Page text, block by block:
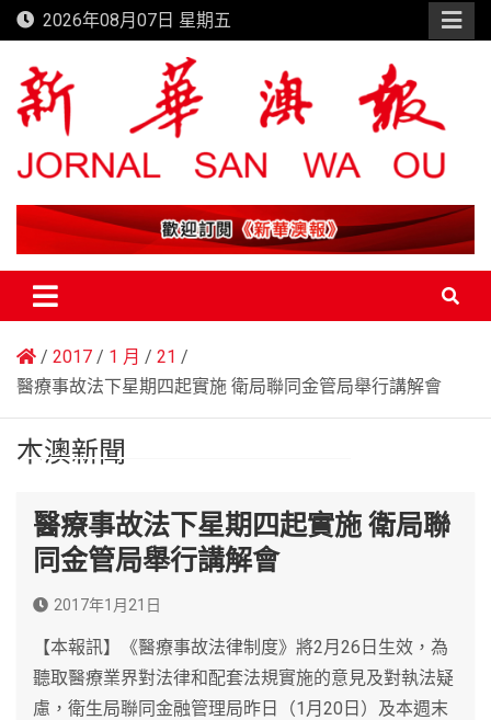
Skip
to
content
2026年08月07日 星期五
新華澳報
2017 1 月
21
醫療事故法下星期四起實施 衛局聯同金管局舉行講解會
本澳新聞
醫療事故法下星期四起實施 衛局聯
同金管局舉行講解會
2017年1月21日
【本報訊】《醫療事故法律制度》將2月26日生效，為
聽取醫療業界對法律和配套法規實施的意見及對執法疑
慮，衛生局聯同金融管理局昨日（1月20日）及本週末